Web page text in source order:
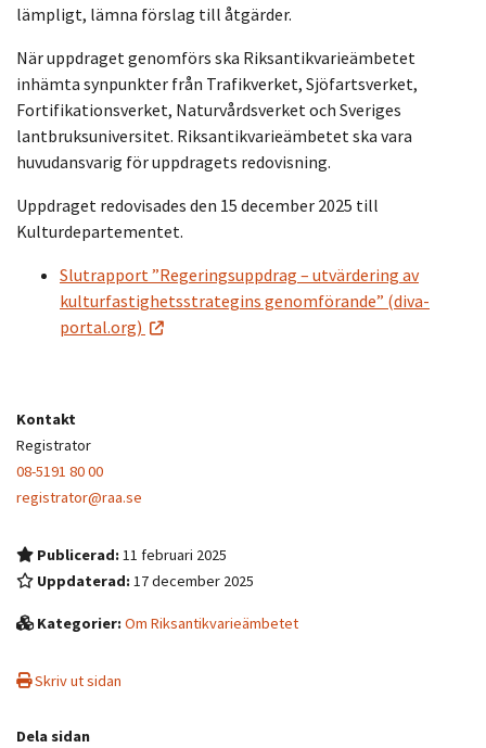
lämpligt, lämna förslag till åtgärder.
När uppdraget genomförs ska Riksantikvarieämbetet
inhämta synpunkter från Trafikverket, Sjöfartsverket,
Fortifikationsverket, Naturvårdsverket och Sveriges
lantbruksuniversitet. Riksantikvarieämbetet ska vara
huvudansvarig för uppdragets redovisning.
Uppdraget redovisades den 15 december 2025 till
Kulturdepartementet.
Slutrapport ”Regeringsuppdrag – utvärdering av
kulturfastighetsstrategins genomförande” (diva-
portal.org)
Kontakt
Registrator
08-5191 80 00
registrator@raa.se
Publicerad:11 februari 2025
Uppdaterad: 17 december 2025
Kategorier:Om Riksantikvarieämbetet
Skriv ut sidan
Dela sidan